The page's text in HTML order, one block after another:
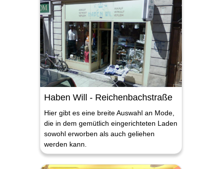
Haben Will - Reichenbachstraße
Hier gibt es eine breite Auswahl an Mode,
die in dem gemütlich eingerichteten Laden
sowohl erworben als auch geliehen
werden kann.